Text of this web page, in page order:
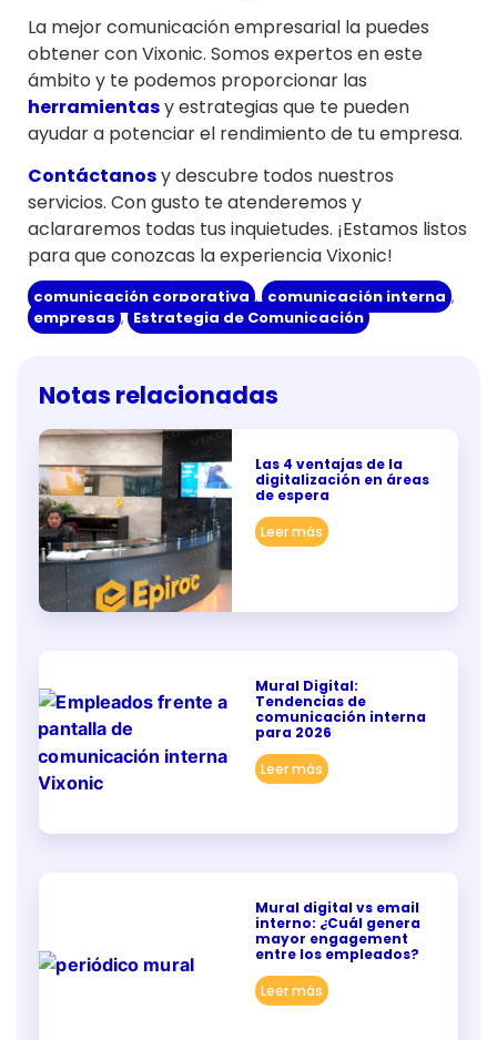
La mejor comunicación empresarial la puedes
obtener con Vixonic. Somos expertos en este
ámbito y te podemos proporcionar las
herramientasy estrategias que te pueden
ayudar a potenciar el rendimiento de tu empresa.
Contáctanosy descubre todos nuestros
servicios. Con gusto te atenderemos y
aclararemos todas tus inquietudes. ¡Estamos listos
para que conozcas la experiencia Vixonic!
comunicación corporativa , comunicación interna ,
empresas , Estrategia de Comunicación
Notas relacionadas
Las 4 ventajas de la
digitalización en áreas
de espera
Leer más
Mural Digital:
Tendencias de
comunicación interna
para 2026
Leer más
Mural digital vs email
interno: ¿Cuál genera
mayor engagement
entre los empleados?
Leer más